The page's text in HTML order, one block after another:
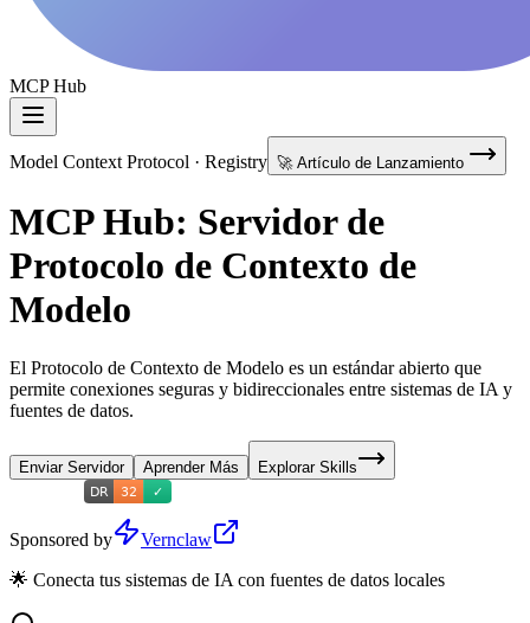
MCP Hub
Model Context Protocol · Registry 🚀 Artículo de Lanzamiento
MCP Hub: Servidor de
Protocolo de Contexto de
Modelo
El Protocolo de Contexto de Modelo es un estándar abierto que
permite conexiones seguras y bidireccionales entre sistemas de IA y
fuentes de datos.
Enviar Servidor Aprender Más Explorar Skills
Sponsored by
Vernclaw
🌟 Conecta tus sistemas de IA con fuentes de datos locales